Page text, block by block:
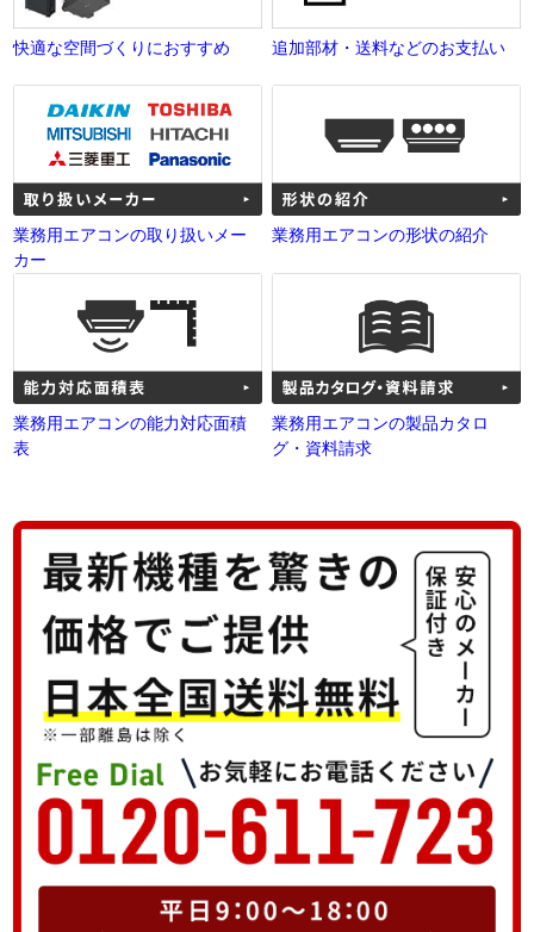
快適な空間づくりにおすすめ 追加部材・送料などのお支払い
業務用エアコンの取り扱いメー
カー
業務用エアコンの形状の紹介
業務用エアコンの能力対応面積
表
業務用エアコンの製品カタロ
グ・資料請求